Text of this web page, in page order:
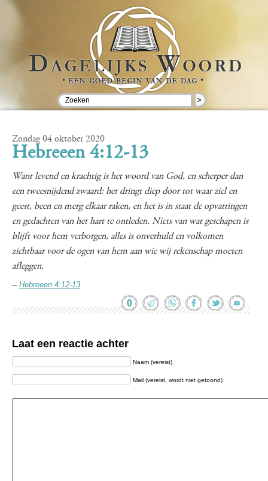
>
Zondag 04 oktober 2020
Hebreeen 4:12-13
Want levend en krachtig is het woord van God, en scherper dan
een tweesnijdend zwaard: het dringt diep door tot waar ziel en
geest, been en merg elkaar raken, en het is in staat de opvattingen
en gedachten van het hart te ontleden. Niets van wat geschapen is
blijft voor hem verborgen, alles is onverhuld en volkomen
zichtbaar voor de ogen van hem aan wie wij rekenschap moeten
afleggen.
-- Hebreeen 4:12-13
0
Laat een reactie achter
Naam (vereist)
Mail (vereist, wordt niet getoond)